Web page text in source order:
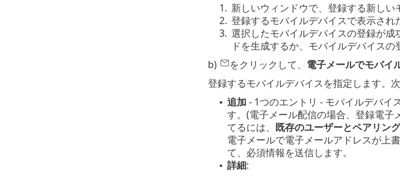
1. 新しいウィンドウで、登録する新しい
2. 登録するモバイルデバイスで表示され
3. 選択したモバイルデバイスの登録が成
ドを生成するか、モバイルデバイスの
b)
をクリックして、 電子メールでモバイ
登録するモバイルデバイスを指定します。
• 追加 - 1つのエントリ - モバイルデバイ
す。(電子メール配信の場合、登録電子
てるには、 既存のユーザーとペアリング
電子メールで電子メールアドレスが上
て、必須情報を送信します。
• 詳細: